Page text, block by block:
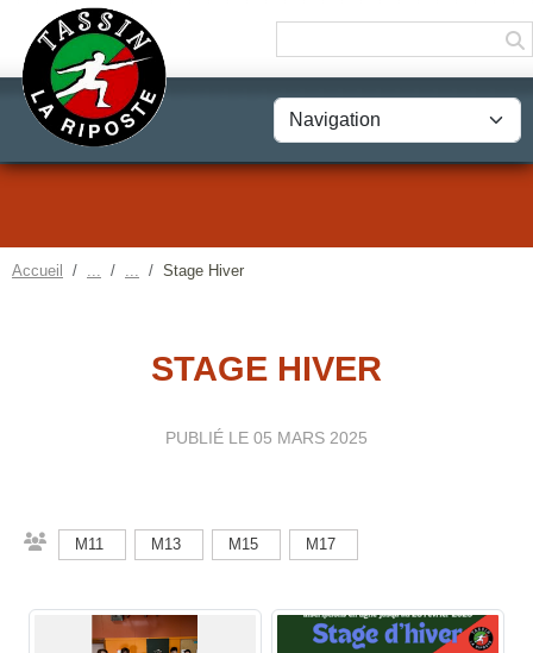
Accueil Stage Hiver
STAGE HIVER
PUBLIÉ LE 05 MARS 2025
M11 M13 M15 M17
Panneau de gestion des cookies